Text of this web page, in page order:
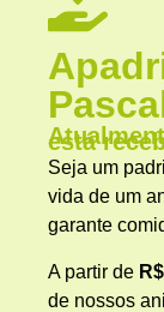
está
Seja um
vida de um
garante
A partir de
de nossos